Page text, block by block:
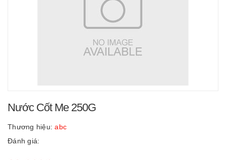
Nước Cốt Me 250G
Thương hiệu: abc
Đánh giá: